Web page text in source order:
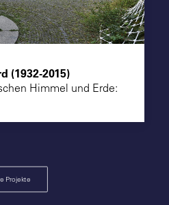
(1932-2015)
Himmel und Erde:
Projekte